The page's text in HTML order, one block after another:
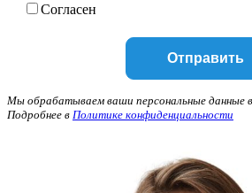
Согласен
Мы обрабатываем ваши персональные данные
Подробнее в Политике конфиденциальности